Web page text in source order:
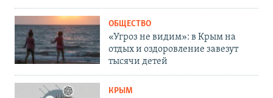
ОБЩЕСТВО
«Угроз не видим»: в Крым на
отдых и оздоровление завезут
тысячи детей
КРЫМ